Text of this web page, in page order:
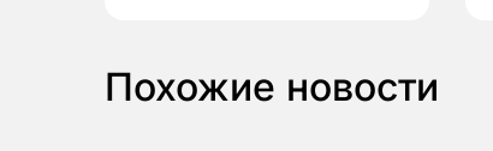
Похожие новости